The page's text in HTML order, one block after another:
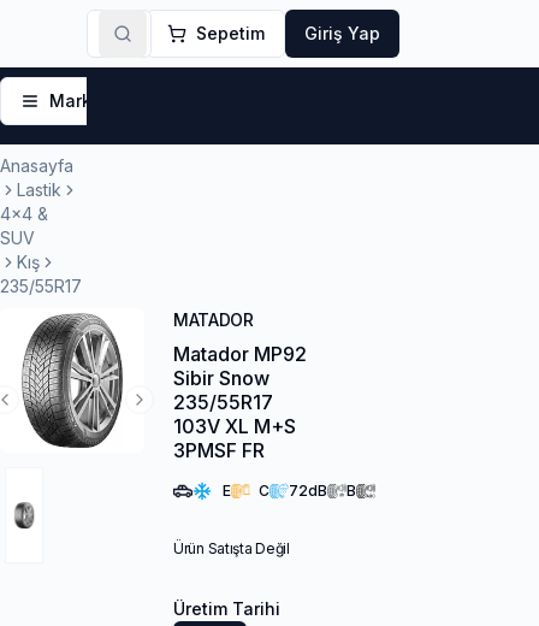
Sepetim Giriş Yap
Markalar
Anasayfa
Lastik
4x4 &
SUV
Kış
235/55R17
Next Slide
Previous Slide
MATADOR
Matador MP92
Sibir Snow
235/55R17
103V XL M+S
3PMSF FR
E C 72dB B
Ürün Satışta Değil
Üretim Tarihi